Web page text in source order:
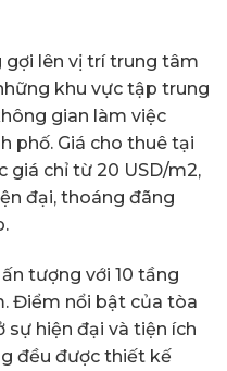
gợi lên vị trí trung tâm
khu vực tập trung
gian làm việc
phố. Giá cho thuê tại
giá chỉ từ 20 USD/m2,
đại, thoáng đãng
tượng với 10 tầng
Điểm nổi bật của tòa
sự hiện đại và tiện ích
đều được thiết kế